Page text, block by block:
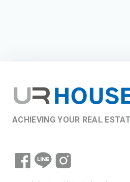
ACHIEVING YOUR REAL